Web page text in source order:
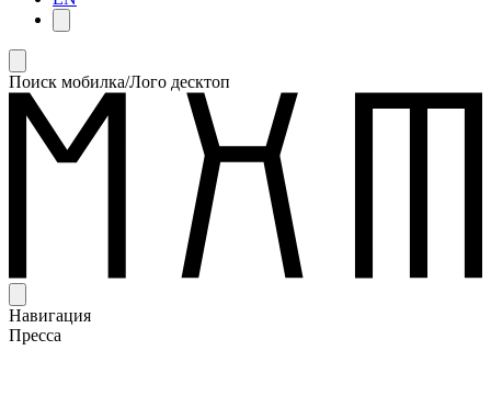
Поиск мобилка/Лого десктоп
Навигация
Пресса